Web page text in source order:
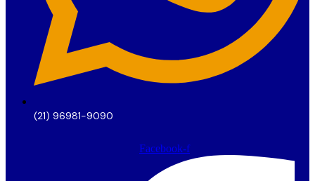
(21) 96981-9090
Facebook-f